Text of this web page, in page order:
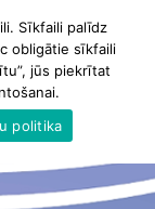
Sīkfaili palīdz
obligātie sīkfaili
jūs piekrītat
politika